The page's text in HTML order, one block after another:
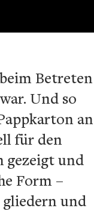
Betreten
Und so
an
für den
gezeigt und
Form –
gliedern und